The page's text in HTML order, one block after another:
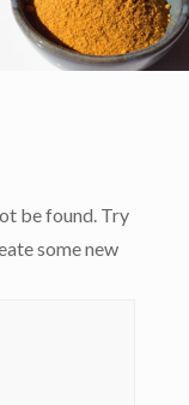
be found. Try
some new